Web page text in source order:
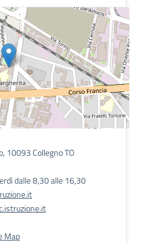
10093 Collegno TO
dalle 8,30 alle 16,30
Map